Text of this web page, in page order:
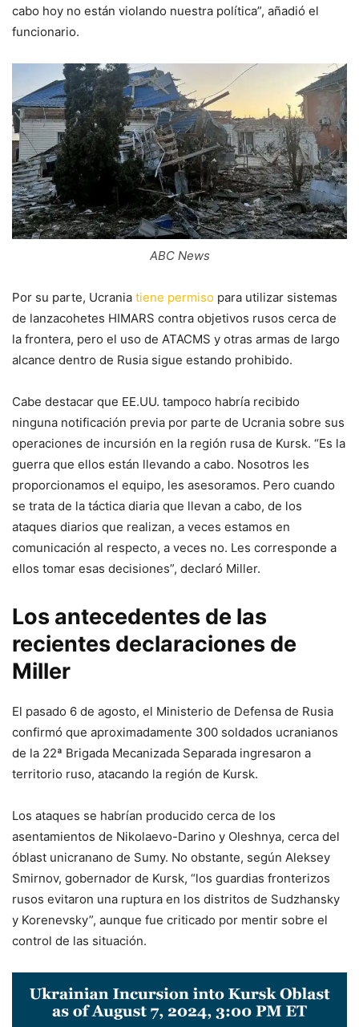
cabo hoy no están violando nuestra política”, añadió el
funcionario.
ABC News
Por su parte, Ucrania tiene permiso para utilizar sistemas
de lanzacohetes HIMARS contra objetivos rusos cerca de
la frontera, pero el uso de ATACMS y otras armas de largo
alcance dentro de Rusia sigue estando prohibido.
Cabe destacar que EE.UU. tampoco habría recibido
ninguna notificación previa por parte de Ucrania sobre sus
operaciones de incursión en la región rusa de Kursk. “Es la
guerra que ellos están llevando a cabo. Nosotros les
proporcionamos el equipo, les asesoramos. Pero cuando
se trata de la táctica diaria que llevan a cabo, de los
ataques diarios que realizan, a veces estamos en
comunicación al respecto, a veces no. Les corresponde a
ellos tomar esas decisiones”, declaró Miller.
Los antecedentes de las
recientes declaraciones de
Miller
El pasado 6 de agosto, el Ministerio de Defensa de Rusia
confirmó que aproximadamente 300 soldados ucranianos
de la 22ª Brigada Mecanizada Separada ingresaron a
territorio ruso, atacando la región de Kursk.
Los ataques se habrían producido cerca de los
asentamientos de Nikolaevo-Darino y Oleshnya, cerca del
óblast unicranano de Sumy. No obstante, según Aleksey
Smirnov, gobernador de Kursk, “los guardias fronterizos
rusos evitaron una ruptura en los distritos de Sudzhansky
y Korenevsky”, aunque fue criticado por mentir sobre el
control de las situación.